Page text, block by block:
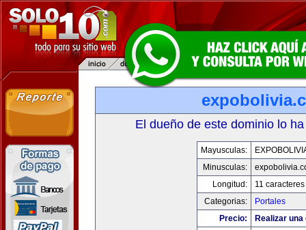
El dueño de este dominio lo
Mayusculas:
Minusculas:
Longitud:
11 caracteres
Categorias:
Portales
Precio:
Realizar